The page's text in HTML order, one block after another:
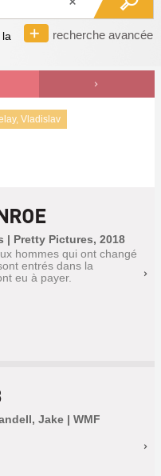
recherche avancée
Vladislav
| Pretty Pictures, 2018
hommes qui ont changé
entrés dans la
eu à payer.
Jake | WMF